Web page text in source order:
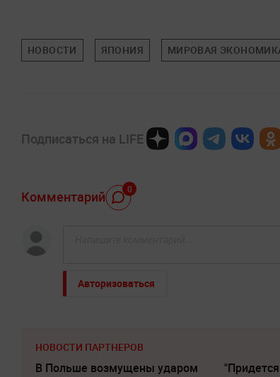
НОВОСТИ ЯПОНИЯ МИРОВАЯ
Подписаться на LIFE
Комментарий 0
Авторизоваться
НОВОСТИ ПАРТНЕРОВ
В Польше возмущены ударом